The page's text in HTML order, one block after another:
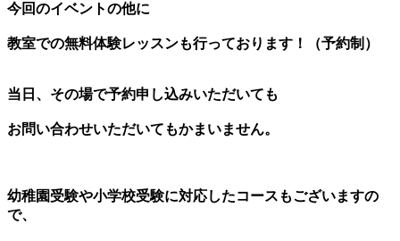
今回のイベントの他に
教室での無料体験レッスンも行っております！（予約制）
当日、その場で予約申し込みいただいても
お問い合わせいただいてもかまいません。
幼稚園受験や小学校受験に対応したコースもございますの
で、